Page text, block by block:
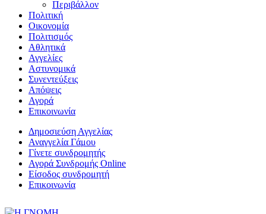
Περιβάλλον
Πολιτική
Οικονομία
Πολιτισμός
Αθλητικά
Αγγελίες
Αστυνομικά
Συνεντεύξεις
Απόψεις
Αγορά
Επικοινωνία
Δημοσιεύση Αγγελίας
Αναγγελία Γάμου
Γίνετε συνδρομητής
Αγορά Συνδρομής Online
Είσοδος συνδρομητή
Επικοινωνία